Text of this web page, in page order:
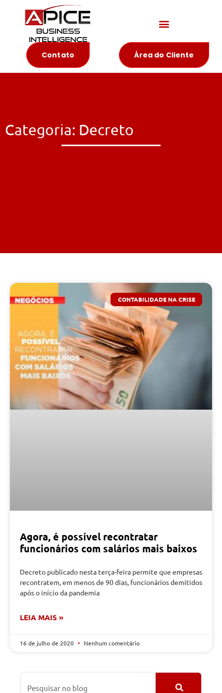
Contato Área do Cliente
Categoria: Decreto
CONTABILIDADE NA CRISE
Agora, é possível recontratar
funcionários com salários mais baixos
Decreto publicado nesta terça-feira permite que empresas
recontratem, em menos de 90 dias, funcionários demitidos
após o início da pandemia
LEIA MAIS »
16 de julho de 2020 Nenhum comentário